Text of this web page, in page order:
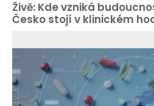
Živě: Kde vzniká
Česko stojí v klinickém